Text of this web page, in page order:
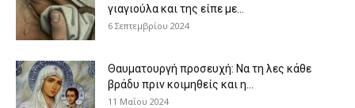
γιαγιούλα και της είπε με...
6 Σεπτεμβρίου 2024
Θαυματουργή προσευχή: Να τη λες κάθε
βράδυ πριν κοιμηθείς και η...
11 Μαΐου 2024